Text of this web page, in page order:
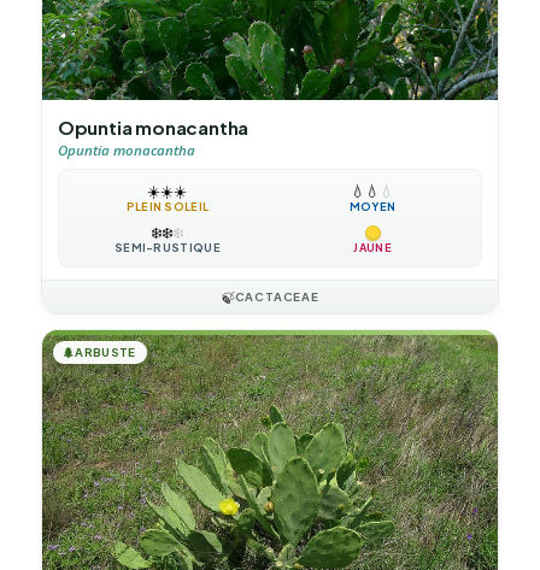
Opuntia monacantha
Opuntia monacantha
☀️☀️☀️
PLEIN SOLEIL
💧 💧 💧
MOYEN
❄️❄️❄️
SEMI-RUSTIQUE JAUNE
🍃CACTACEAE
🌲ARBUSTE